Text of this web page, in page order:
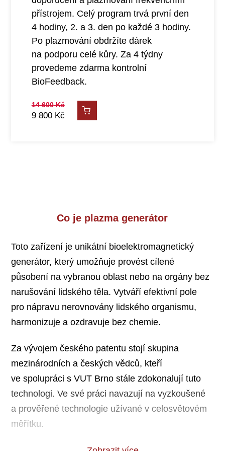
přístrojem. Celý program trvá první den
4 hodiny, 2. a 3. den po každé 3 hodiny.
Po plazmování obdržíte dárek
na podporu celé kůry. Za 4 týdny
provedeme zdarma kontrolní
BioFeedback.
14 600Kč
9 800Kč
Co je plazma generátor
Toto zařízení je unikátní bioelektromagnetický
generátor, který umožňuje provést cílené
působení na vybranou oblast nebo na orgány bez
narušování lidského těla. Vytváří efektivní pole
pro nápravu nerovnovány lidského organismu,
harmonizuje a ozdravuje bez chemie.
Za vývojem českého patentu stojí skupina
mezinárodních a českých vědců, kteří
ve spolupráci s VUT Brno stále zdokonalují tuto
technologi. Ve své práci navazují na vyzkoušené
a prověřené technologie užívané v celosvětovém
měřítku.